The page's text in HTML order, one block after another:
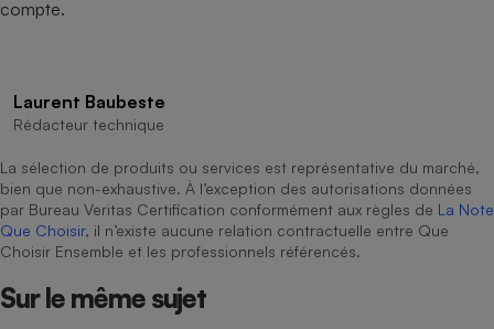
compte.
Laurent Baubeste
Rédacteur technique
La sélection de produits ou services est représentative du marché,
bien que non-exhaustive. À l’exception des autorisations données
par Bureau Veritas Certification conformément aux règles de La Note
Que Choisir, il n’existe aucune relation contractuelle entre Que
Choisir Ensemble et les professionnels référencés.
Sur le même sujet